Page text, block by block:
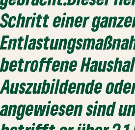
Schritt einer
betroffene
Auszubildende
angewiesen sind